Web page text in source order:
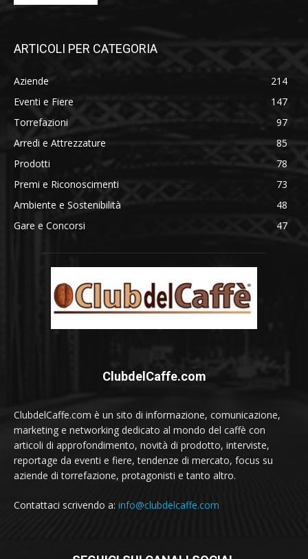
ARTICOLI PER CATEGORIA
Aziende
214
Eventi e Fiere
147
Torrefazioni
97
Arredi e Attrezzature
85
Prodotti
78
Premi e Riconoscimenti
73
Ambiente e Sostenibilità
48
Gare e Concorsi
47
ClubdelCaffe.com
ClubdelCaffe.com è un sito di informazione, comunicazione,
marketing e networking dedicato al mondo del caffè con
articoli di approfondimento, novità di prodotto, interviste,
reportage da eventi e fiere, tendenze di mercato, focus su
aziende di torrefazione, protagonisti e tanto altro.
Contattaci scrivendo a: info@clubdelcaffe.com